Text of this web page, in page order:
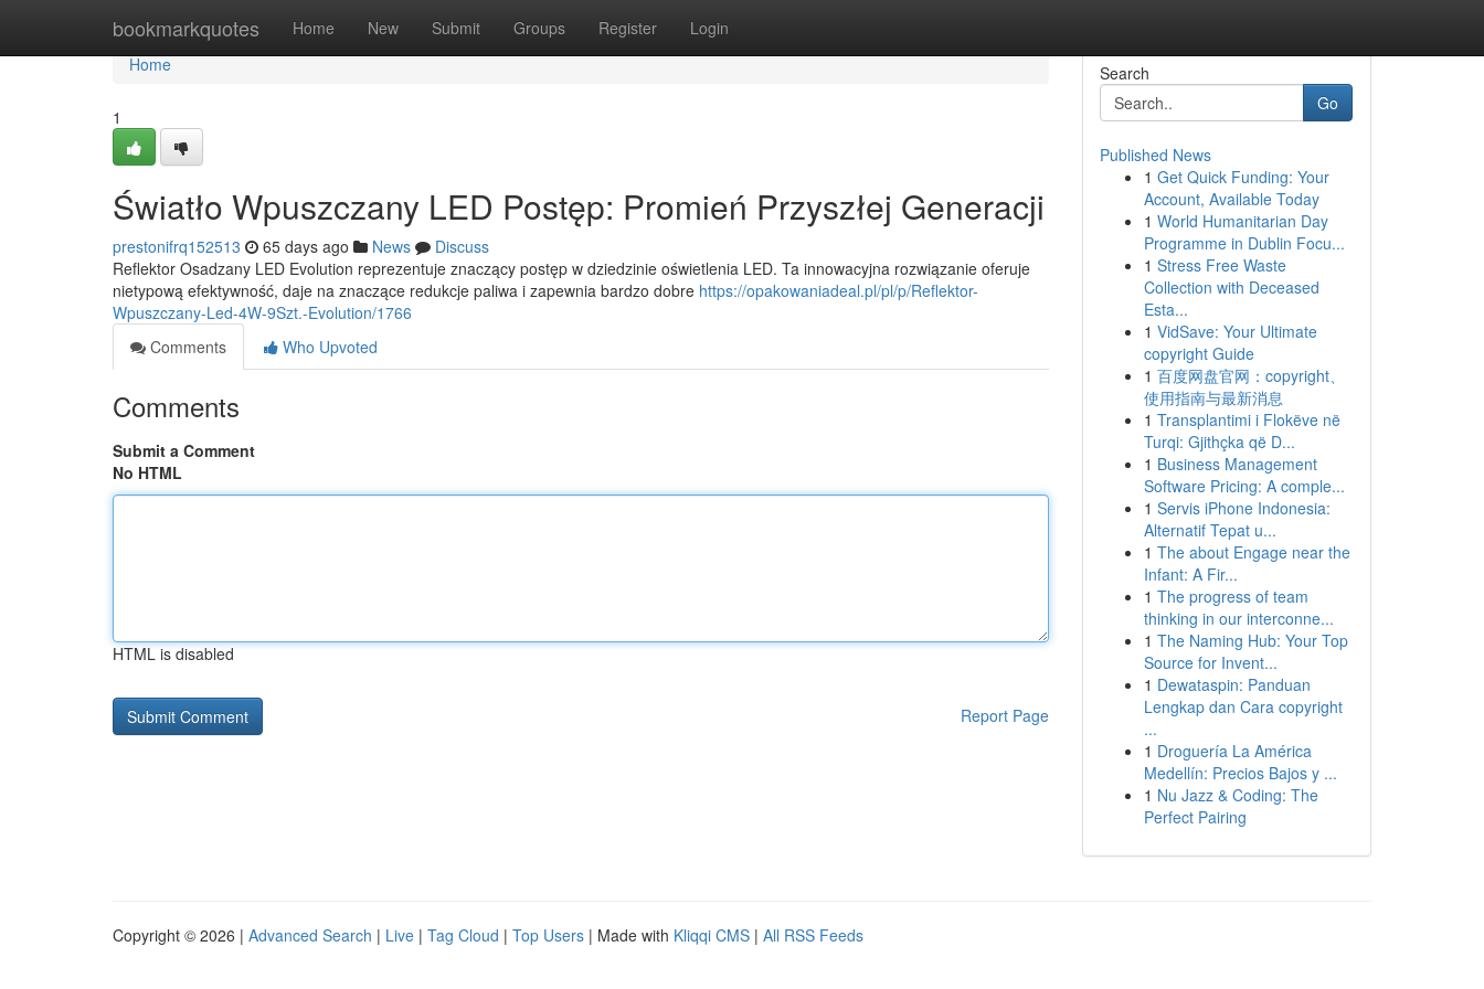
bookmarkquotes Home New Submit Groups Register Login
Home
Home
1
Światło Wpuszczany LED Postęp: Promień Przyszłej Generacji
prestonifrq152513 65 days ago News
Discuss
Reflektor Osadzany LED Evolution reprezentuje znaczący postęp w dziedzinie oświetlenia LED. Ta innowacyjna rozwiązanie oferuje
nietypową efektywność, daje na znaczące redukcje paliwa i zapewnia bardzo dobre https://opakowaniadeal.pl/pl/p/Reflektor-
Wpuszczany-Led-4W-9Szt.-Evolution/1766
Comments
Who Upvoted
Comments
Submit a Comment
No HTML
HTML is disabled
Report Page
Search
Go
Published News
1 Get Quick Funding: Your
Account, Available Today
1 World Humanitarian Day
Programme in Dublin Focu...
1 Stress Free Waste
Collection with Deceased
Esta...
1 VidSave: Your Ultimate
copyright Guide
1 百度网盘官网：copyright、
使用指南与最新消息
1 Transplantimi i Flokëve në
Turqi: Gjithçka që D...
1 Business Management
Software Pricing: A comple...
1 Servis iPhone Indonesia:
Alternatif Tepat u...
1 The about Engage near the
Infant: A Fir...
1 The progress of team
thinking in our interconne...
1 The Naming Hub: Your Top
Source for Invent...
1 Dewataspin: Panduan
Lengkap dan Cara copyright
...
1 Droguería La América
Medellín: Precios Bajos y ...
1 Nu Jazz & Coding: The
Perfect Pairing
Copyright © 2026 | Advanced Search | Live | Tag Cloud | Top Users | Made with Kliqqi CMS | All RSS Feeds